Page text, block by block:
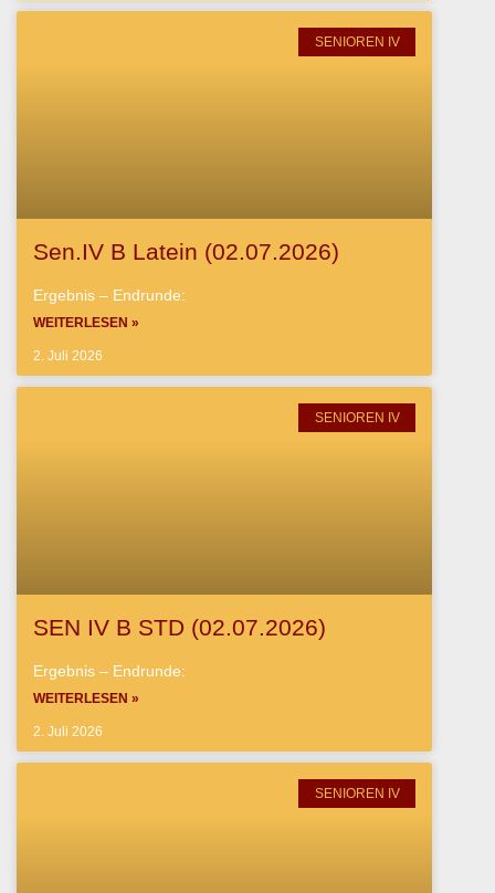
SENIOREN IV
Sen.IV B Latein (02.07.2026)
Ergebnis – Endrunde:
WEITERLESEN »
2. Juli 2026
SENIOREN IV
SEN IV B STD (02.07.2026)
Ergebnis – Endrunde:
WEITERLESEN »
2. Juli 2026
SENIOREN IV